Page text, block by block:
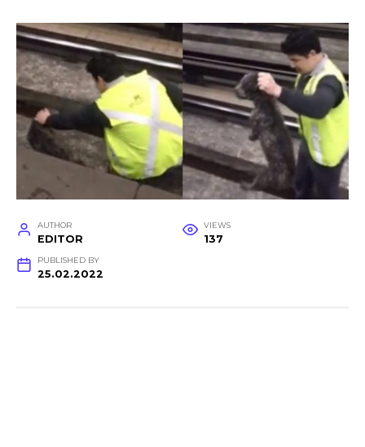
AUTHOR
EDITOR
VIEWS
137
PUBLISHED BY
25.02.2022